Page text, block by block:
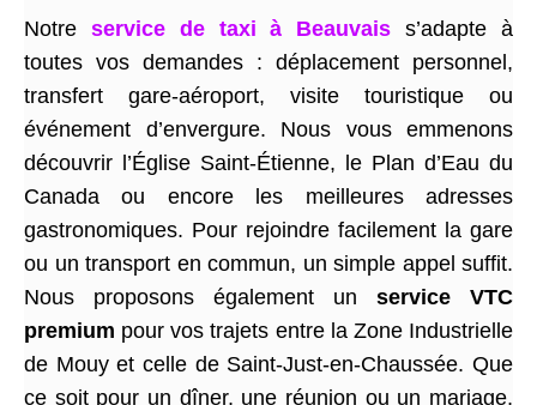
Notre service de taxi à Beauvais s’adapte à
toutes vos demandes : déplacement personnel,
transfert gare-aéroport, visite touristique ou
événement d’envergure. Nous vous emmenons
découvrir l’Église Saint-Étienne, le Plan d’Eau du
Canada ou encore les meilleures adresses
gastronomiques. Pour rejoindre facilement la gare
ou un transport en commun, un simple appel suffit.
Nous proposons également un service VTC
premium pour vos trajets entre la Zone Industrielle
de Mouy et celle de Saint-Just-en-Chaussée. Que
ce soit pour un dîner, une réunion ou un mariage,